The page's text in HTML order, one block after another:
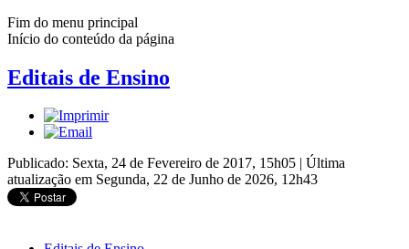
Fim do menu principal
Início do conteúdo da página
Editais de Ensino
Publicado: Sexta, 24 de Fevereiro de 2017, 15h05 | Última
atualização em Segunda, 22 de Junho de 2026, 12h43